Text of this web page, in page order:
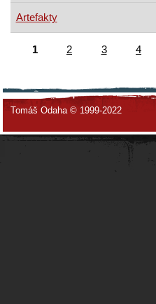
Artefakty
1 2 3 4
Tomáš Odaha © 1999-2022